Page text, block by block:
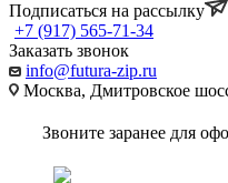
Подписаться на рассылку
+7 (917) 565-71-34
Заказать звонок
info@futura-zip.ru
Москва, Дмитровское
Звоните заранее для